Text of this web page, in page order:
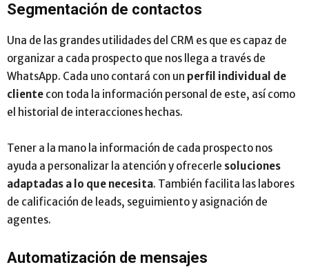
Segmentación de contactos
Una de las grandes utilidades del CRM es que es capaz de
organizar a cada prospecto que nos llega a través de
WhatsApp. Cada uno contará con un perfil individual de
cliente con toda la información personal de este, así como
el historial de interacciones hechas.
Tener a la mano la información de cada prospecto nos
ayuda a personalizar la atención y ofrecerle soluciones
adaptadas a lo que necesita. También facilita las labores
de calificación de leads, seguimiento y asignación de
agentes.
Automatización de mensajes